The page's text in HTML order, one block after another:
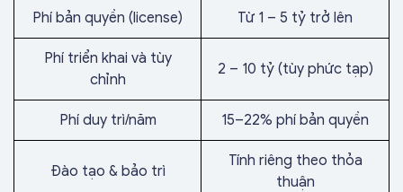
Phí bản quyền (license) Từ 1 – 5 tỷ trở lên
Phí triển khai và tùy
chỉnh
2 – 10 tỷ (tùy phức tạp)
Phí duy trì/năm 15–22% phí bản quyền
Đào tạo & bảo trì
Tính riêng theo thỏa
thuận